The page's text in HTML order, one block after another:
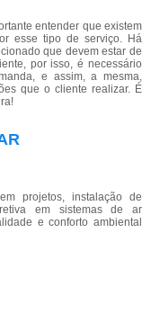
entender que existem
esse tipo de serviço. Há
que devem estar de
por isso, é necessário
e assim, a mesma,
que o cliente realizar. É
projetos, instalação de
em sistemas de ar
e conforto ambiental